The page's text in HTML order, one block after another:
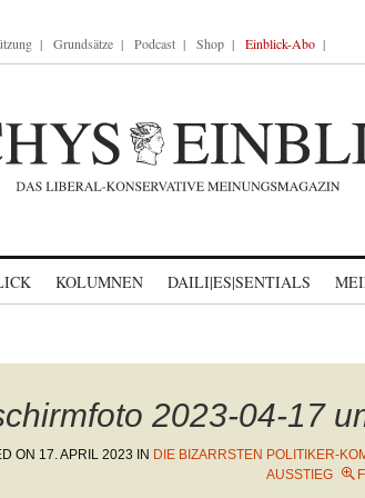
Grundsätze Podcast Shop Einblick-Abo
KOLUMNEN DAILI|ES|SENTIALS
2023-04-17
ON 17. APRIL 2023 IN DIE BIZARRSTEN POLITIKER-
AUSSTIEG